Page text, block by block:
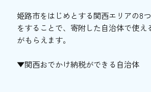
姫路市をはじめとする関西エリアの8
をすることで、寄附した自治体で使え
がもらえます。
▼関西おでかけ納税ができる自治体